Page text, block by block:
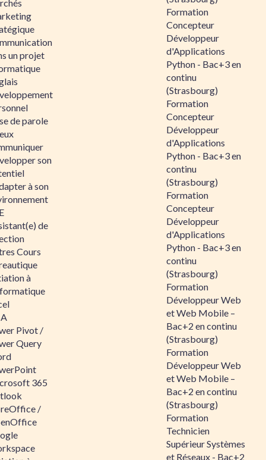
un projet
de parole
son
à son
de
Cours
à
Pivot /
Query
365
/
Formation
Concepteur
Développeur
d'Applications
Python - Bac+3 en
continu
(Strasbourg)
Formation
Concepteur
Développeur
d'Applications
Python - Bac+3 en
continu
(Strasbourg)
Formation
Concepteur
Développeur
d'Applications
Python - Bac+3 en
continu
(Strasbourg)
Formation
Développeur Web
et Web Mobile –
Bac+2 en continu
(Strasbourg)
Formation
Développeur Web
et Web Mobile –
Bac+2 en continu
(Strasbourg)
Formation
Technicien
Supérieur Systèmes
et Réseaux - Bac+2